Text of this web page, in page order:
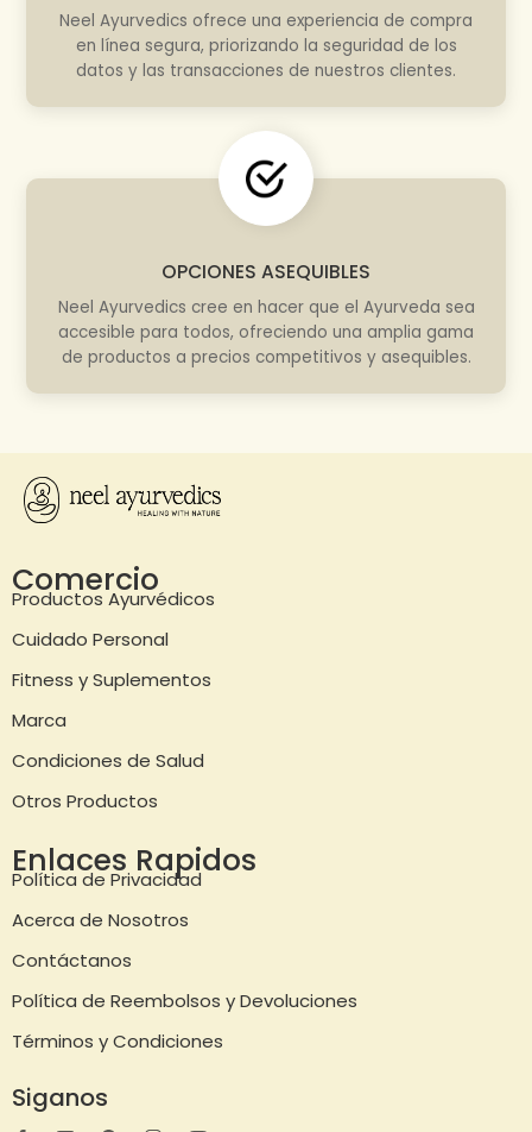
Neel Ayurvedics ofrece una experiencia de compra
en línea segura, priorizando la seguridad de los
datos y las transacciones de nuestros clientes.
OPCIONES ASEQUIBLES
Neel Ayurvedics cree en hacer que el Ayurveda sea
accesible para todos, ofreciendo una amplia gama
de productos a precios competitivos y asequibles.
Comercio
Productos Ayurvédicos
Cuidado Personal
Fitness y Suplementos
Marca
Condiciones de Salud
Otros Productos
Enlaces Rapidos
Política de Privacidad
Acerca de Nosotros
Contáctanos
Política de Reembolsos y Devoluciones
Términos y Condiciones
Siganos